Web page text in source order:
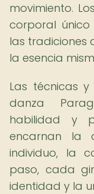
movimiento.
corporal
las tradiciones
la esencia
Las técnicas
danza
habilidad y
encarnan la
individuo, la
paso, cada
identidad y la